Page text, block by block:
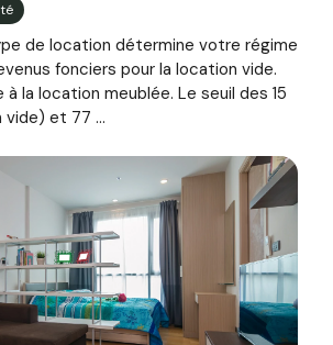
de location détermine votre régime
fonciers pour la location vide.
à la location meublée. Le seuil des 15
et 77 ...